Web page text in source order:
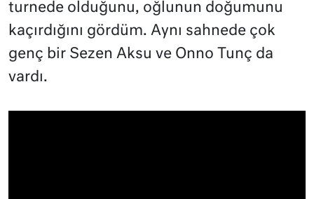
turnede olduğunu, oğlunun doğumunu
kaçırdığını gördüm. Aynı sahnede çok
genç bir Sezen Aksu ve Onno Tunç da
vardı.